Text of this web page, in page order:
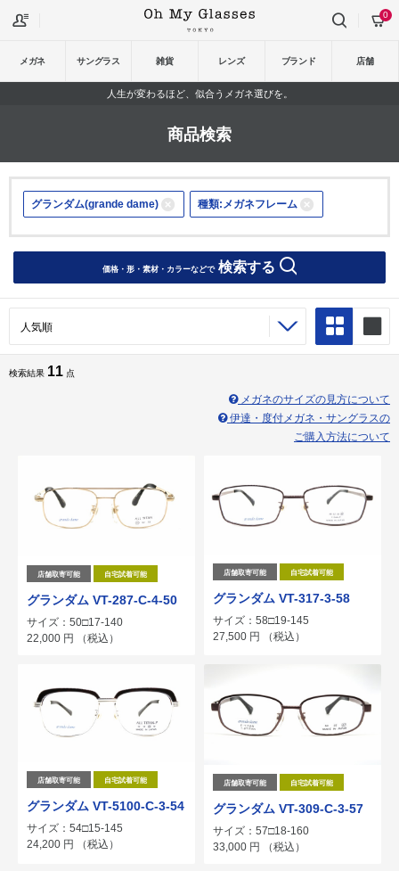
メガネ サングラス 雑貨 レンズ ブランド 店舗
0
人生が変わるほど、似合うメガネ選びを。
商品検索
グランダム(grande dame) 種類:メガネフレーム
価格・形・素材・カラーなどで検索する
検索結果 11 点
メガネのサイズの見方について
伊達・度付メガネ・サングラスの
ご購入方法について
店舗取寄可能 自宅試着可能
グランダム VT-287-C-4-50
サイズ：50□17-140
22,000 円 （税込）
店舗取寄可能 自宅試着可能
グランダム VT-317-3-58
サイズ：58□19-145
27,500 円 （税込）
店舗取寄可能 自宅試着可能
グランダム VT-5100-C-3-54
サイズ：54□15-145
24,200 円 （税込）
店舗取寄可能 自宅試着可能
グランダム VT-309-C-3-57
サイズ：57□18-160
33,000 円 （税込）